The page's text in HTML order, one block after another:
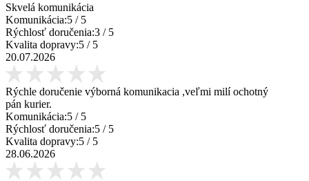
Skvelá komunikácia
Komunikácia:5 / 5
Rýchlosť doručenia:3 / 5
Kvalita dopravy:5 / 5
20.07.2026
Rýchle doručenie výborná komunikacia ,veľmi milí ochotný
pán kurier.
Komunikácia:5 / 5
Rýchlosť doručenia:5 / 5
Kvalita dopravy:5 / 5
28.06.2026